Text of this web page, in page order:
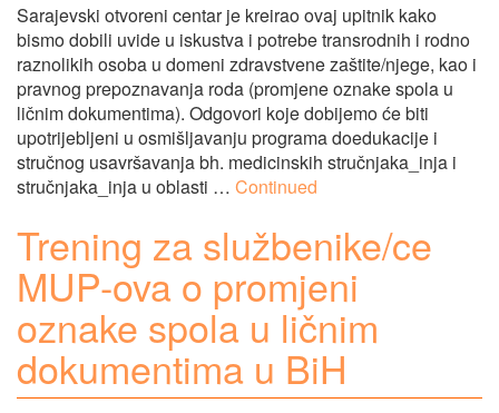
Sarajevski otvoreni centar je kreirao ovaj upitnik kako
bismo dobili uvide u iskustva i potrebe transrodnih i rodno
raznolikih osoba u domeni zdravstvene zaštite/njege, kao i
pravnog prepoznavanja roda (promjene oznake spola u
ličnim dokumentima). Odgovori koje dobijemo će biti
upotrijebljeni u osmišljavanju programa doedukacije i
stručnog usavršavanja bh. medicinskih stručnjaka_inja i
stručnjaka_inja u oblasti … Continued
Trening za službenike/ce
MUP-ova o promjeni
oznake spola u ličnim
dokumentima u BiH